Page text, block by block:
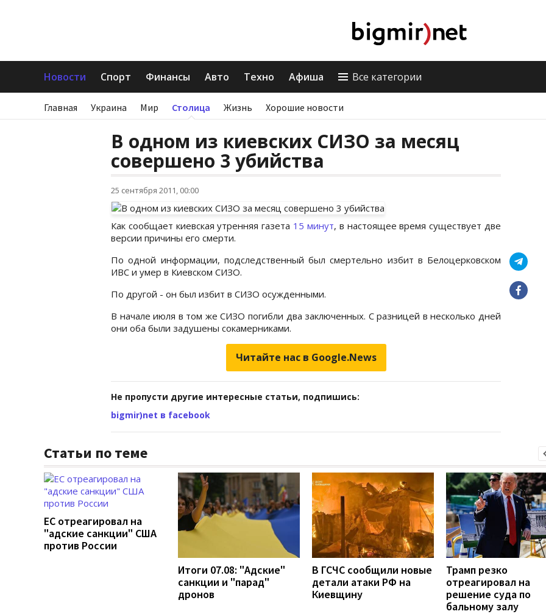
Новости Спорт Финансы Авто Техно Афиша Все категории
Главная Украина Мир Столица Жизнь Хорошие новости
В одном из киевских СИЗО за месяц
совершено 3 убийства
25 сентября 2011, 00:00
Как сообщает киевская утренняя газета 15 минут, в настоящее время существует две
версии причины его смерти.
По одной информации, подследственный был смертельно избит в Белоцерковском
ИВС и умер в Киевском СИЗО.
По другой - он был избит в СИЗО осужденными.
В начале июля в том же СИЗО погибли два заключенных. С разницей в несколько дней
они оба были задушены сокамерниками.
Читайте нас в Google.News
Не пропусти другие интересные статьи, подпишись:
bigmir)net в facebook
Статьи по теме
ЕС отреагировал на
"адские санкции" США
против России
Итоги 07.08: "Адские"
санкции и "парад"
дронов
В ГСЧС сообщили новые
детали атаки РФ на
Киевщину
Трамп резко
отреагировал на
решение суда по
бальному залу